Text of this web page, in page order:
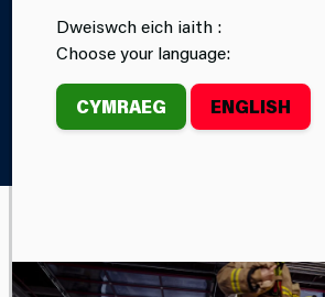
Dweiswch eich iaith :
Choose your language:
CYMRAEG ENGLISH
Home O Dan Sylw